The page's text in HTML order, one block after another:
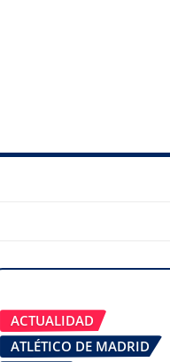
ACTUALIDAD
ATLÉTICO DE MADRID